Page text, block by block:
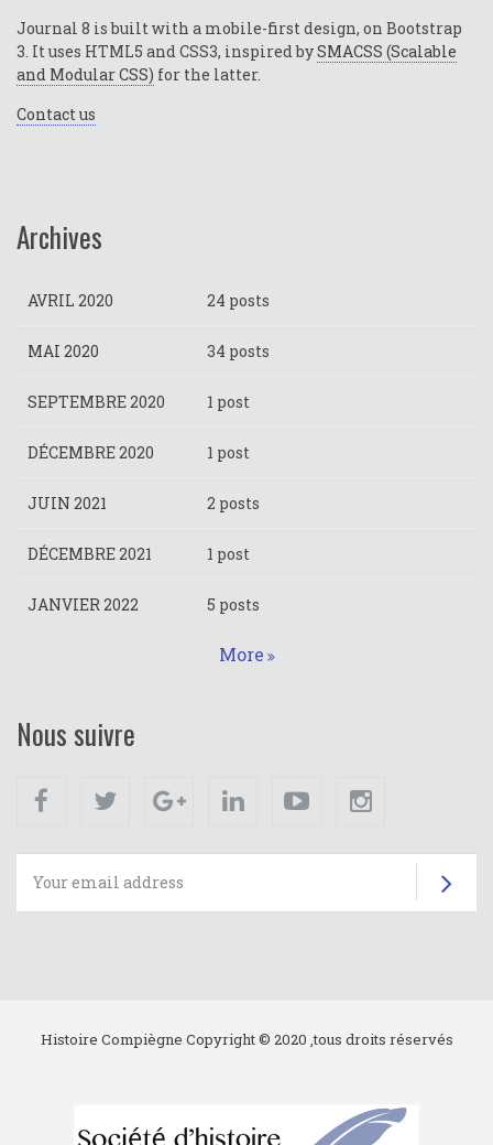
Journal 8 is built with a mobile-first design, on Bootstrap
3. It uses HTML5 and CSS3, inspired bySMACSS (Scalable
and Modular CSS) for the latter.
Contact us
Archives
AVRIL 2020 24 posts
MAI 2020 34 posts
SEPTEMBRE 2020 1 post
DÉCEMBRE 2020 1 post
JUIN 2021 2 posts
DÉCEMBRE 2021 1 post
JANVIER 2022 5 posts
More
Nous suivre
Facebook Twitter Google+ Linkedin Youtube
Histoire Compiègne Copyright © 2020 ,tous droits réservés